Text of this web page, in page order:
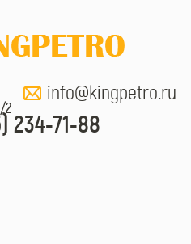
2
info@kingpetro.ru
234-71-88